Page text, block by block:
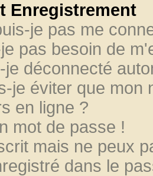
Enregistrement
je pas me
pas besoin de
je déconnecté
je éviter que mon
en ligne ?
mot de passe !
mais ne peux
dans le